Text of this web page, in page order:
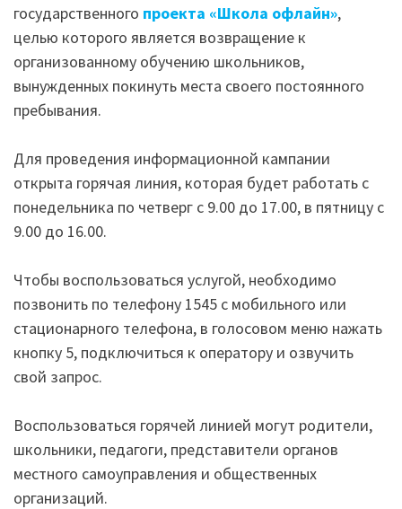
государственного проекта «Школа офлайн»,
целью которого является возвращение к
организованному обучению школьников,
вынужденных покинуть места своего постоянного
пребывания.
Для проведения информационной кампании
открыта горячая линия, которая будет работать с
понедельника по четверг с 9.00 до 17.00, в пятницу с
9.00 до 16.00.
Чтобы воспользоваться услугой, необходимо
позвонить по телефону 1545 с мобильного или
стационарного телефона, в голосовом меню нажать
кнопку 5, подключиться к оператору и озвучить
свой запрос.
Воспользоваться горячей линией могут родители,
школьники, педагоги, представители органов
местного самоуправления и общественных
организаций.